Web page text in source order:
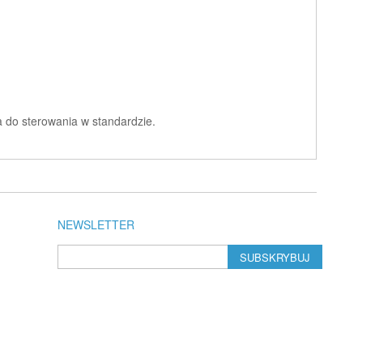
sterowania w standardzie.
NEWSLETTER
SUBSKRYBUJ